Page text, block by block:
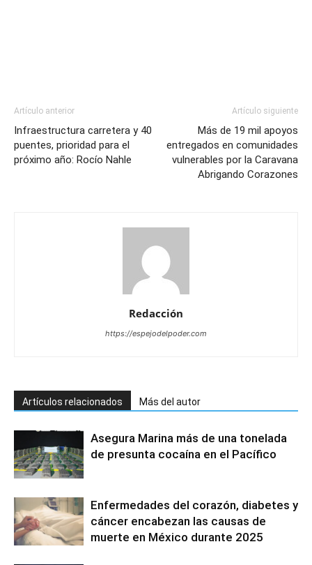
Artículo anterior
Infraestructura carretera y 40
puentes, prioridad para el
próximo año: Rocío Nahle
Artículo siguiente
Más de 19 mil apoyos
entregados en comunidades
vulnerables por la Caravana
Abrigando Corazones
Redacción
https://espejodelpoder.com
Artículos relacionados Más del autor
Asegura Marina más de una tonelada
de presunta cocaína en el Pacífico
Enfermedades del corazón, diabetes y
cáncer encabezan las causas de
muerte en México durante 2025